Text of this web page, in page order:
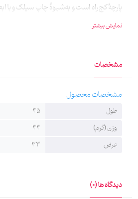
دو رنگ سبز و مشکی طراحی و تولید شده است.
نمایش بیشتر
مشخصات
مشخصات محصول
طول
45
وزن (گرم)
44
عرض
33
دیدگاه ها (0)